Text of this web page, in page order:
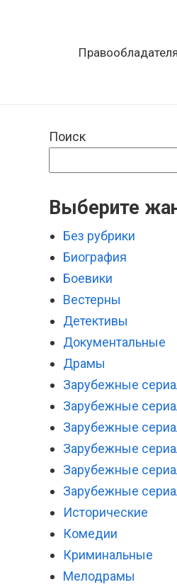
Поиск
Выберите
Без рубрики
Биография
Боевики
Вестерны
Детективы
Документальные
Драмы
Зарубежные
Зарубежные
Зарубежные
Зарубежные
Зарубежные
Зарубежные
Исторические
Комедии
Криминальные
Мелодрамы